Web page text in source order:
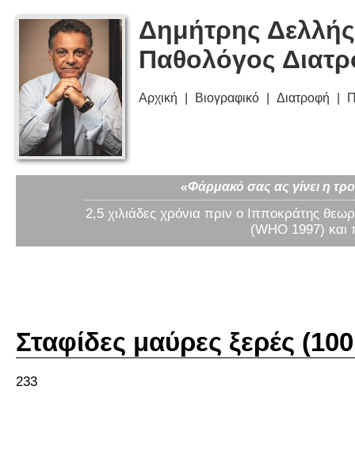
Δημήτρης
Παθολόγος
Αρχική Βιογραφικό Διατροφή
«Φάρμακό σας ας γίνει η
2,5 χιλιάδες χρόνια πριν ο Ιπποκράτης
(WHO 1997) και
Σταφίδες μαύρες ξερές
233